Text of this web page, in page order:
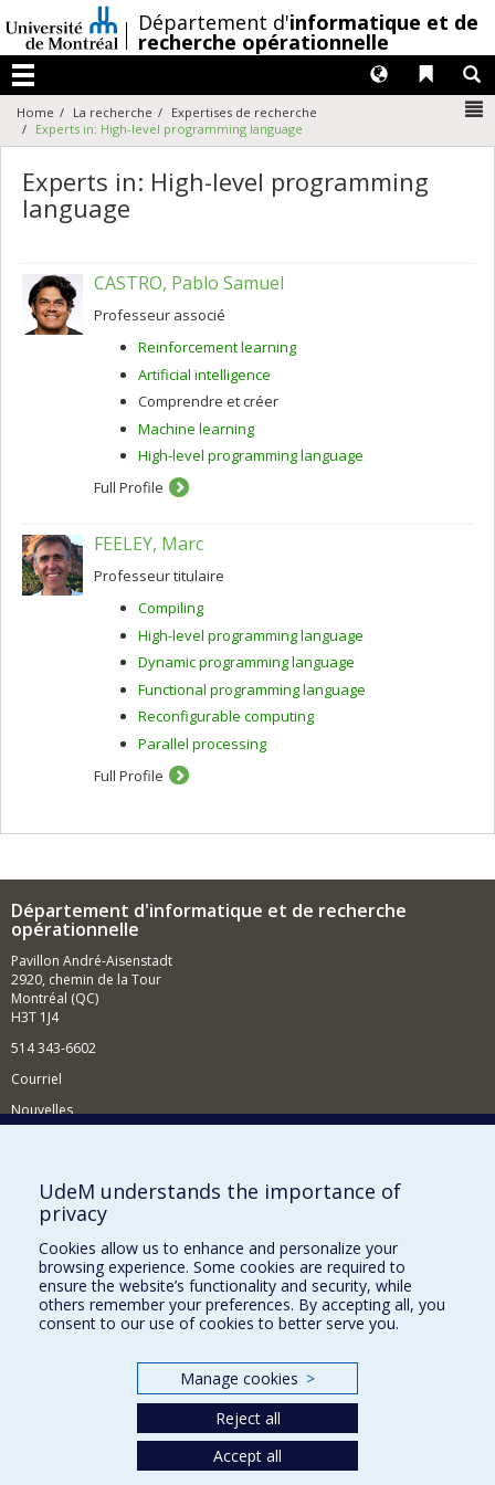
au
contenu
/Département d'informatique et de
recherche opérationnelle
Menu
Liens
Langues
Home La recherche
Expertises de recherche
Experts in: High-level programming language
Experts in: High-level programming
language
CASTRO, Pablo Samuel
Professeur associé
Reinforcement learning
Artificial intelligence
Comprendre et créer
Machine learning
High-level programming language
Full Profile
FEELEY, Marc
Professeur titulaire
Compiling
High-level programming language
Dynamic programming language
Functional programming language
Reconfigurable computing
Parallel processing
Full Profile
Département d'informatique et de recherche
opérationnelle
Pavillon André-Aisenstadt
2920, chemin de la Tour
Montréal (QC)
H3T 1J4
514 343-6602
Courriel
Nouvelles
Comment soutenir le Département?
BESOIN D'AIDE?
Plan du site
Signaler une erreur
Accessibilité
Nos départements et écoles
UdeM understands the importance of
privacy
Cookies allow us to enhance and personalize your
browsing experience. Some cookies are required to
ensure the website’s functionality and security, while
others remember your preferences. By accepting all, you
consent to our use of cookies to better serve you.
Manage cookies >
Reject all
Accept all